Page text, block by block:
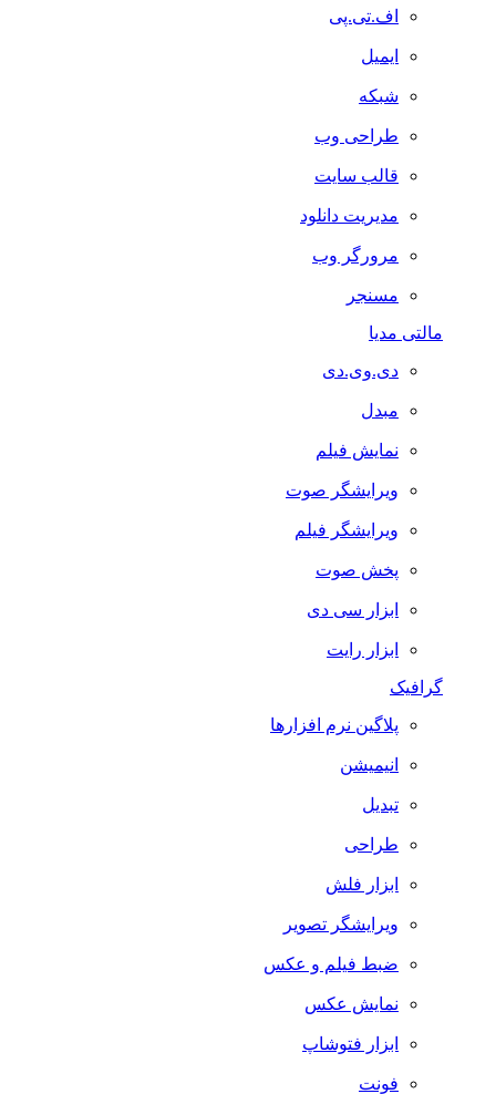
اف.تی.پی
ایمیل
شبکه
طراحی وب
قالب سایت
مدیریت دانلود
مرورگر وب
مسنجر
مالتی مدیا
دی.وی.دی
مبدل
نمایش فیلم
ویرایشگر صوت
ویرایشگر فیلم
پخش صوت
ابزار سی دی
ابزار رایت
گرافیک
پلاگین نرم افزارها
انیمیشن
تبدیل
طراحی
ابزار فلش
ویرایشگر تصویر
ضبط فيلم و عكس
نمایش عکس
ابزار فتوشاپ
فونت